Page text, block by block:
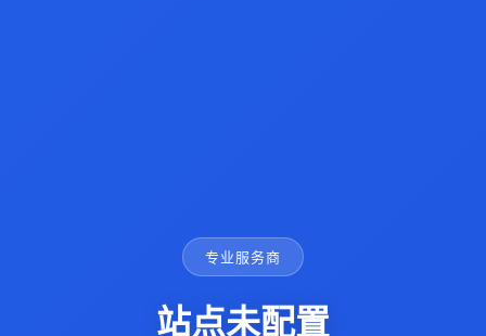
专业服务商
站点未配置